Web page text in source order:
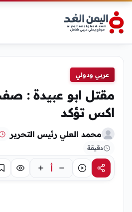
عربي ودولي
مقتل ابو عبيدة :
اكس تؤكد
محمد العلي رئيس التحرير
دقيقة
مشاركةاستماع أ تركيز